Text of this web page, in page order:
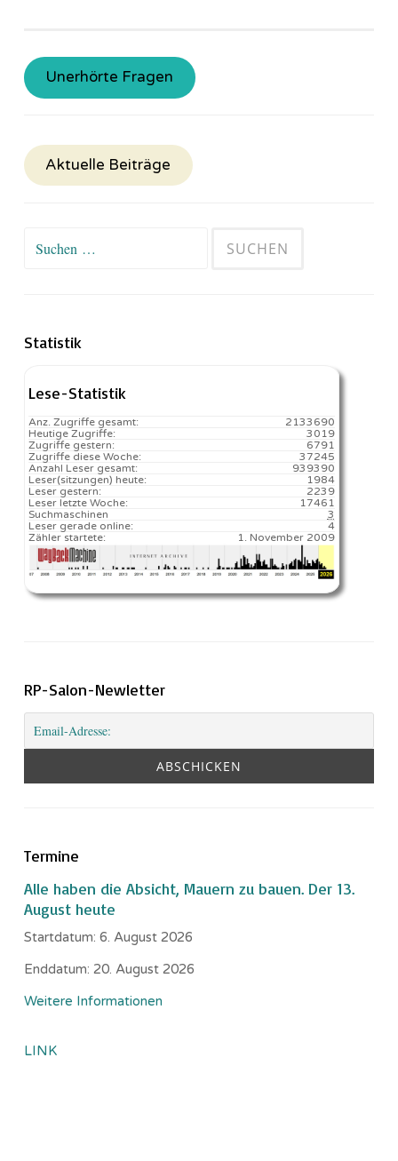
Unerhörte Fragen
Aktuelle Beiträge
Suchen
Statistik
Lese-Statistik
2133690
Anz. Zugriffe gesamt:
3019
Heutige Zugriffe:
6791
Zugriffe gestern:
37245
Zugriffe diese Woche:
939390
Anzahl Leser gesamt:
1984️
Leser(sitzungen) heute:
2239
Leser gestern:
17461️
Leser letzte Woche:
3
Suchmaschinen
4
Leser gerade online:
1. November 2009
Zähler startete:
RP-Salon-Newletter
Termine
Alle haben die Absicht, Mauern zu bauen. Der 13.
August heute
Startdatum: 6. August 2026
Enddatum: 20. August 2026
Weitere Informationen
LINK